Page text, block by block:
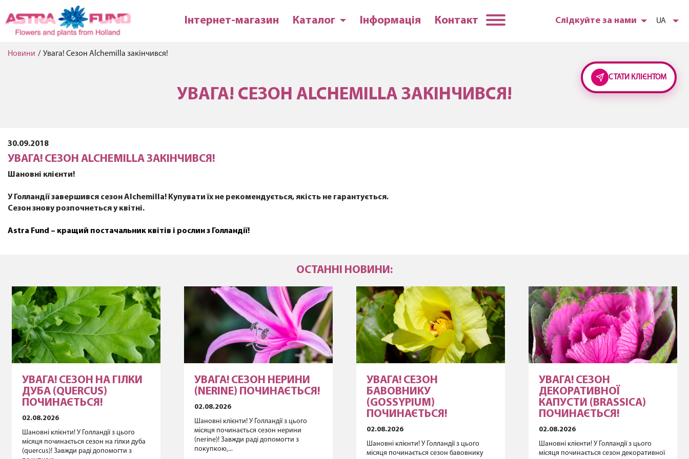
Слідкуйте за нами UA
Інтернет-магазин Каталог Інформація Контакт
Новини / Увага! Сезон Alchemilla закінчився!
УВАГА! СЕЗОН ALCHEMILLA ЗАКІНЧИВСЯ!
30.09.2018
УВАГА! СЕЗОН ALCHEMILLA ЗАКІНЧИВСЯ!
Шановні клієнти!
У Голландії завершився сезон Alchemilla! Купувати їх не рекомендується, якість не гарантується.
Сезон знову розпочнеться у квітні.
Astra Fund – кращий постачальник квітів і рослин з Голландії!
ОСТАННІ НОВИНИ:
УВАГА! СЕЗОН НА ГІЛКИ
ДУБА (QUERCUS)
ПОЧИНАЄТЬСЯ!
02.08.2026
Шановні клієнти! У Голландії з цього
місяця починається сезон на гілки дуба
(quercus)! Завжди раді допомогти з
УВАГА! СЕЗОН НЕРИНИ
(NERINE) ПОЧИНАЄТЬСЯ!
02.08.2026
Шановні клієнти! У Голландії з цього
місяця починається сезон нерини
(nerine)! Завжди раді допомогти з
покупкою,...
УВАГА! СЕЗОН
БАВОВНИКУ
(GOSSYPIUM)
ПОЧИНАЄТЬСЯ!
02.08.2026
Шановні клієнти! У Голландії з цього
місяця починається сезон бавовнику
УВАГА! СЕЗОН
ДЕКОРАТИВНОЇ
КАПУСТИ (BRASSICA)
ПОЧИНАЄТЬСЯ!
02.08.2026
Шановні клієнти! У Голландії з цього
місяця починається сезон декоративної
СТАТИ КЛІЄНТОМ